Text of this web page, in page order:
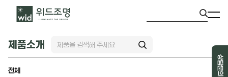
상담문의
제품소개
전체